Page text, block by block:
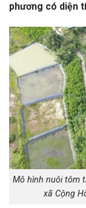
phương có diện
Mô hình nuôi tôm
xã Cộng